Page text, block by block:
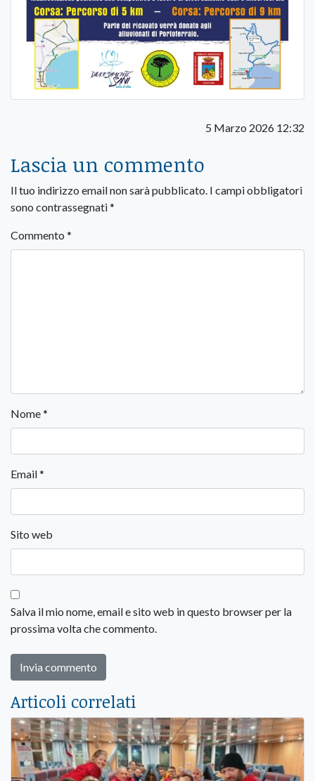
5 Marzo 2026 12:32
Lascia un commento
Il tuo indirizzo email non sarà pubblicato. I campi obbligatori
sono contrassegnati*
Commento *
Nome*
Email*
Sito web
Salva il mio nome, email e sito web in questo browser per la
prossima volta che commento.
Articoli correlati